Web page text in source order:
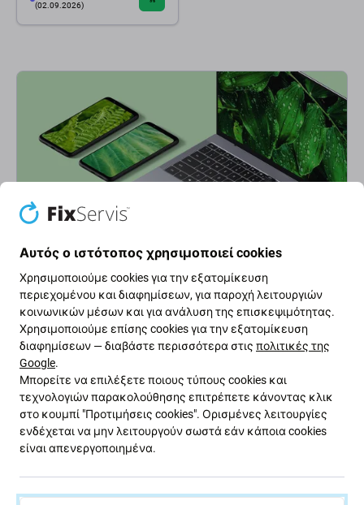
(02.09.2026)
Πράσινος δρόμος
Βελτιώνουμε συνεχώς το αποτύπωμα άνθρακα για να
προστατεύσουμε τον πλανήτη μας. Διαβάστε
περισσότερα για το πώς προσαρμόζουμε τις
διαδικασίες μας ώστε να το μειώσουμε.
Μάθετε περισσότερα
Ενημερωτικό δελτίο Fix
Εγγραφείτε για να λαμβάνετε τακτικά πληροφορίες σχετικά
με εκπτώσεις και νέα από την προσφορά μας. Ταυτόχρονα,
Αυτός ο ιστότοπος χρησιμοποιεί cookies
Χρησιμοποιούμε cookies για την εξατομίκευση
περιεχομένου και διαφημίσεων, για παροχή λειτουργιών
κοινωνικών μέσων και για ανάλυση της επισκεψιμότητας.
Χρησιμοποιούμε επίσης cookies για την εξατομίκευση
διαφημίσεων — διαβάστε περισσότερα στις πολιτικές της
Google.
Μπορείτε να επιλέξετε ποιους τύπους cookies και
τεχνολογιών παρακολούθησης επιτρέπετε κάνοντας κλικ
στο κουμπί "Προτιμήσεις cookies". Ορισμένες λειτουργίες
ενδέχεται να μην λειτουργούν σωστά εάν κάποια cookies
είναι απενεργοποιημένα.